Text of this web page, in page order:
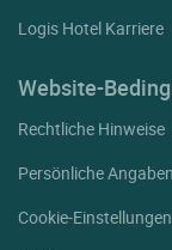
Logis Hotel Karriere
Website-
Rechtliche Hinweise
Persönliche
Cookie-Einstellungen